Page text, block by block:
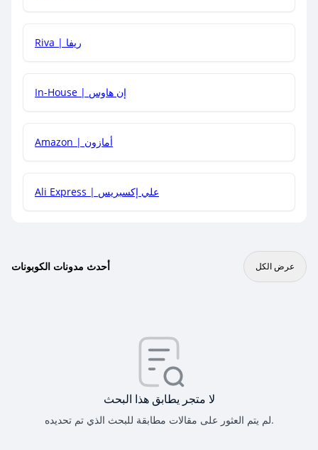
هل يمكنني جمع كود خصم مع العروض الأخرى؟
Riva | ريفا
In-House | إن هاوس
Amazon | أمازون
Ali Express | علي إكسبريس
أحدث مدونات الكوبونات عرض الكل
لا متجر يطابق هذا البحث
لم يتم العثور على مقالات مطابقة للبحث الذي تم تحديده.